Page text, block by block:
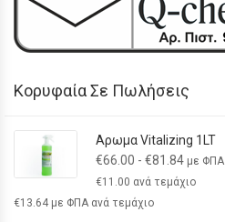
Κορυφαία Σε Πωλήσεις
Αρωμα Vitalizing 1LT
€66.00 - €81.84 με ΦΠΑ
€11.00 ανά τεμάχιο
€13.64 με ΦΠΑ ανά τεμάχιο